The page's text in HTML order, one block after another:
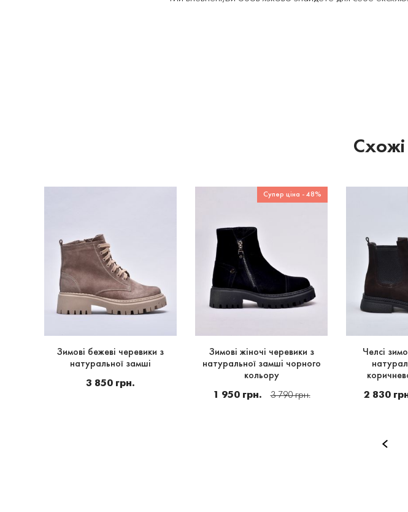
Зимові бежеві черевики з
натуральної замші
3 850 грн.
Супер ціна - 48%
Зимові жіночі черевики з
натуральної замші чорного
кольору
1 950 грн. 3 790 грн.
Челсі
2 830